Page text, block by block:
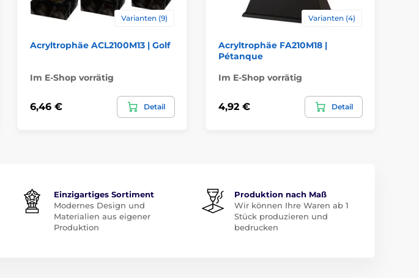
Varianten (9)
Acryltrophäe ACL2100M13 | Golf
Im E-Shop vorrätig
6,46 € Detail
Varianten (4)
Acryltrophäe FA210M18 |
Pétanque
Im E-Shop vorrätig
4,92 € Detail
Einzigartiges Sortiment
Modernes Design und
Materialien aus eigener
Produktion
Produktion nach Maß
Wir können Ihre Waren ab 1
Stück produzieren und
bedrucken